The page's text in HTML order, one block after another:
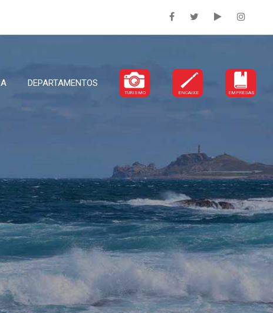
DEPARTAMENTOS
TURISMO ENCAIXE EMPRESAS